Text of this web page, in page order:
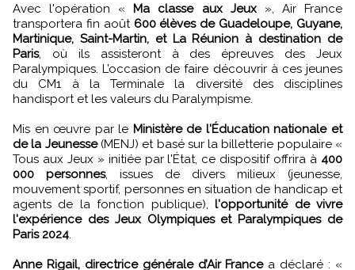
Avec l'opération « Ma classe aux Jeux», Air France
transportera fin août 600 élèves de Guadeloupe, Guyane,
Martinique, Saint-Martin, et La Réunion à destination de
Paris, où ils assisteront à des épreuves des Jeux
Paralympiques. L’occasion de faire découvrir à ces jeunes
du CM1 à la Terminale la diversité des disciplines
handisport et les valeurs du Paralympisme.
Mis en œuvre par le Ministère de l'Éducation nationale et
de la Jeunesse(MENJ) et basé sur la billetterie populaire «
Tous aux Jeux » initiée par l'État, ce dispositif offrira à 400
000 personnes, issues de divers milieux (jeunesse,
mouvement sportif, personnes en situation de handicap et
agents de la fonction publique),l'opportunité de vivre
l'expérience des Jeux Olympiques et Paralympiques de
Paris 2024.
Anne Rigail, directrice générale d’Air Francea déclaré : «